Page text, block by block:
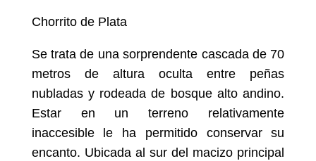
Chorrito de Plata
Se trata de una sorprendente cascada de 70
metros de altura oculta entre peñas
nubladas y rodeada de bosque alto andino.
Estar en un terreno relativamente
inaccesible le ha permitido conservar su
encanto. Ubicada al sur del macizo principal